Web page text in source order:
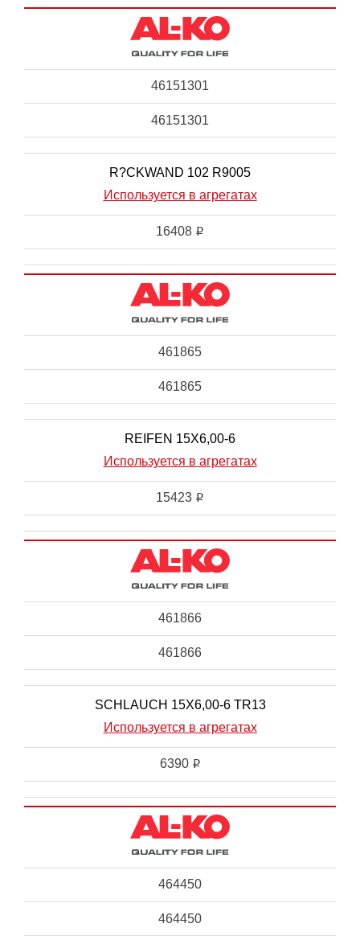
46151301
46151301
R?CKWAND 102 R9005
Используется в агрегатах
16408 i
461865
461865
REIFEN 15X6,00-6
Используется в агрегатах
15423 i
461866
461866
SCHLAUCH 15X6,00-6 TR13
Используется в агрегатах
6390 i
464450
464450